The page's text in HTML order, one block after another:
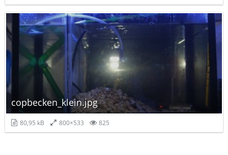
copbecken_klein.jpg
80,95 kB 800×533 825